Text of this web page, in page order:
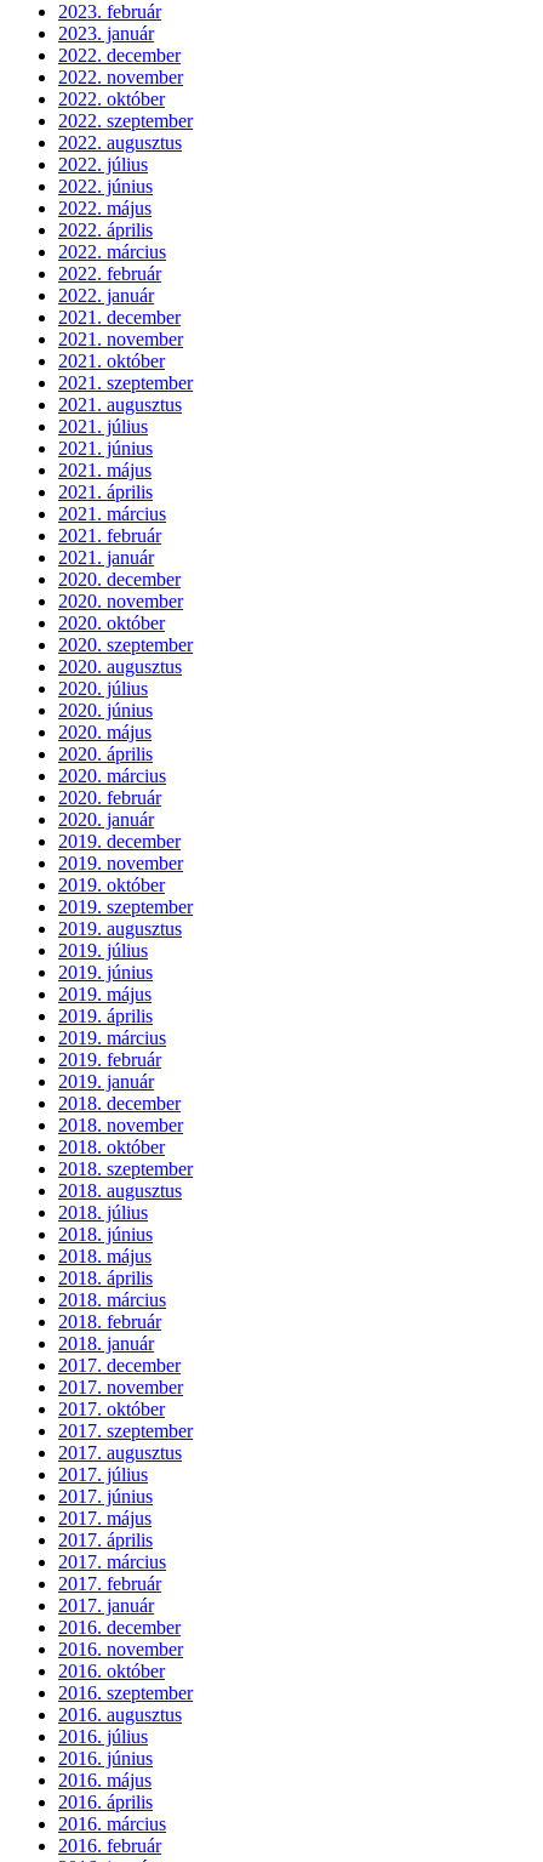
2023. február
2023. január
2022. december
2022. november
2022. október
2022. szeptember
2022. augusztus
2022. július
2022. június
2022. május
2022. április
2022. március
2022. február
2022. január
2021. december
2021. november
2021. október
2021. szeptember
2021. augusztus
2021. július
2021. június
2021. május
2021. április
2021. március
2021. február
2021. január
2020. december
2020. november
2020. október
2020. szeptember
2020. augusztus
2020. július
2020. június
2020. május
2020. április
2020. március
2020. február
2020. január
2019. december
2019. november
2019. október
2019. szeptember
2019. augusztus
2019. július
2019. június
2019. május
2019. április
2019. március
2019. február
2019. január
2018. december
2018. november
2018. október
2018. szeptember
2018. augusztus
2018. július
2018. június
2018. május
2018. április
2018. március
2018. február
2018. január
2017. december
2017. november
2017. október
2017. szeptember
2017. augusztus
2017. július
2017. június
2017. május
2017. április
2017. március
2017. február
2017. január
2016. december
2016. november
2016. október
2016. szeptember
2016. augusztus
2016. július
2016. június
2016. május
2016. április
2016. március
2016. február